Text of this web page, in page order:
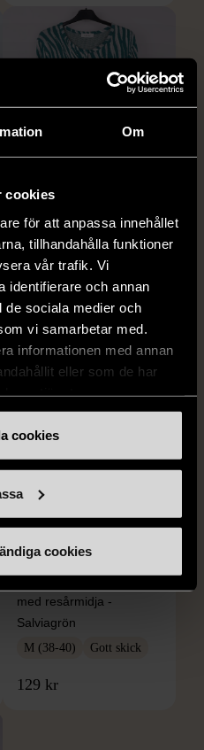
Om
cookies
för att anpassa innehållet
tillhandahålla funktioner
vår trafik. Vi
identifierare och annan
de sociala medier och
vi samarbetar med.
informationen med annan
eller som de har
cookies
cookies
Rodebjer - Mönstrad topp
med knappdetalj
M (38-40)
Mycket gott skick
399 kr
H&M
H&M - Plisserad midikjol
med resårmidja -
Salviagrön
M (38-40) Gott skick
129 kr